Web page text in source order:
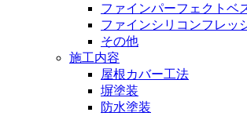
ファインパーフェクトベ
ファインシリコンフレッ
その他
施工内容
屋根カバー工法
塀塗装
防水塗装